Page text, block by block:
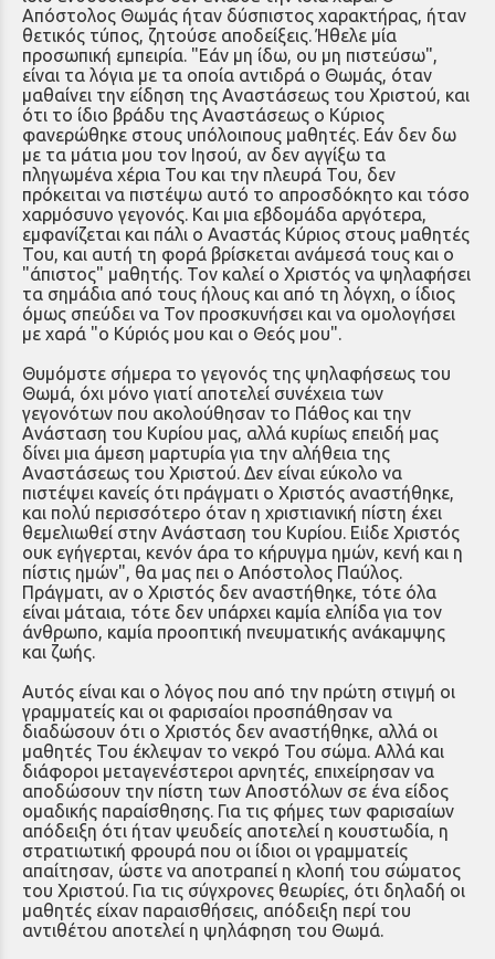
Απόστολος Θωμάς ήταν δύσπιστος χαρακτήρας, ήταν
θετικός τύπος, ζητούσε αποδείξεις. Ήθελε μία
προσωπική εμπειρία. "Εάν μη ίδω, ου μη πιστεύσω",
είναι τα λόγια με τα οποία αντιδρά ο Θωμάς, όταν
μαθαίνει την είδηση της Αναστάσεως του Χριστού, και
ότι το ίδιο βράδυ της Αναστάσεως ο Κύριος
φανερώθηκε στους υπόλοιπους μαθητές. Εάν δεν δω
με τα μάτια μου τον Ιησού, αν δεν αγγίξω τα
πληγωμένα χέρια Του και την πλευρά Του, δεν
πρόκειται να πιστέψω αυτό το απροσδόκητο και τόσο
χαρμόσυνο γεγονός. Και μια εβδομάδα αργότερα,
εμφανίζεται και πάλι ο Αναστάς Κύριος στους μαθητές
Του, και αυτή τη φορά βρίσκεται ανάμεσά τους και ο
"άπιστος" μαθητής. Τον καλεί ο Χριστός να ψηλαφήσει
τα σημάδια από τους ήλους και από τη λόγχη, ο ίδιος
όμως σπεύδει να Τον προσκυνήσει και να ομολογήσει
με χαρά "ο Κύριός μου και ο Θεός μου".
Θυμόμστε σήμερα το γεγονός της ψηλαφήσεως του
Θωμά, όχι μόνο γιατί αποτελεί συνέχεια των
γεγονότων που ακολούθησαν το Πάθος και την
Ανάσταση του Κυρίου μας, αλλά κυρίως επειδή μας
δίνει μια άμεση μαρτυρία για την αλήθεια της
Αναστάσεως του Χριστού. Δεν είναι εύκολο να
πιστέψει κανείς ότι πράγματι ο Χριστός αναστήθηκε,
και πολύ περισσότερο όταν η χριστιανική πίστη έχει
θεμελιωθεί στην Ανάσταση του Κυρίου. Ειἰ δε Χριστός
ουκ εγήγερται, κενόν άρα το κήρυγμα ημών, κενή και η
πίστις ημών", θα μας πει ο Απόστολος Παύλος.
Πράγματι, αν ο Χριστός δεν αναστήθηκε, τότε όλα
είναι μάταια, τότε δεν υπάρχει καμία ελπίδα για τον
άνθρωπο, καμία προοπτική πνευματικής ανάκαμψης
και ζωής.
Αυτός είναι και ο λόγος που από την πρώτη στιγμή οι
γραμματείς και οι φαρισαίοι προσπάθησαν να
διαδώσουν ότι ο Χριστός δεν αναστήθηκε, αλλά οι
μαθητές Του έκλεψαν το νεκρό Του σώμα. Αλλά και
διάφοροι μεταγενέστεροι αρνητές, επιχείρησαν να
αποδώσουν την πίστη των Αποστόλων σε ένα είδος
ομαδικής παραίσθησης. Για τις φήμες των φαρισαίων
απόδειξη ότι ήταν ψευδείς αποτελεί η κουστωδία, η
στρατιωτική φρουρά που οι ίδιοι οι γραμματείς
απαίτησαν, ώστε να αποτραπεί η κλοπή του σώματος
του Χριστού. Για τις σύγχρονες θεωρίες, ότι δηλαδή οι
μαθητές είχαν παραισθήσεις, απόδειξη περί του
αντιθέτου αποτελεί η ψηλάφηση του Θωμά.